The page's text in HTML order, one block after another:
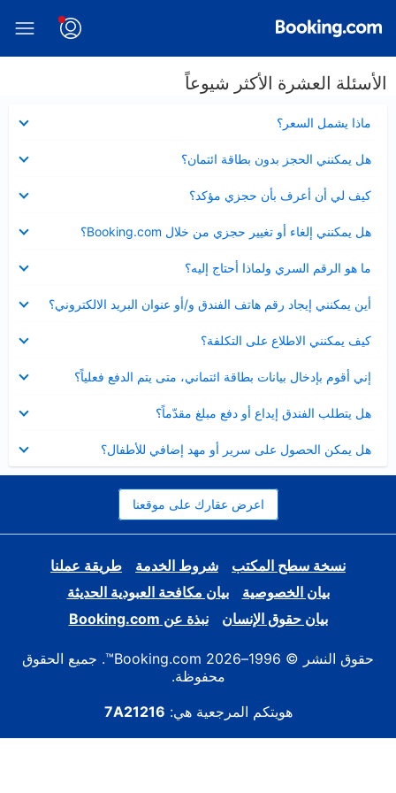
الأسئلة العشرة الأكثر شيوعاً
ماذا يشمل السعر؟
مصغر
هل يمكنني الحجز بدون بطاقة ائتمان؟
مصغر
كيف لي أن أعرف بأن حجزي مؤكد؟
مصغر
هل يمكنني إلغاء أو تغيير حجزي من خلال Booking.com؟
مصغر
ما هو الرقم السري ولماذا أحتاج إليه؟
مصغر
أين يمكنني إيجاد رقم هاتف الفندق و/أو عنوان البريد الالكتروني؟
عرض
مصغر
كيف يمكنني الاطلاع على التكلفة؟
مصغر
إني أقوم بإدخال بيانات بطاقة ائتماني، متى يتم الدفع فعلياً؟
مصغر
هل يتطلب الفندق إيداع أو دفع مبلغ مقدّماً؟
مصغر
هل يمكن الحصول على سرير أو مهد إضافي للأطفال؟
مصغر
اعرض عقارك على موقعنا
نسخة سطح المكتب شروط الخدمة
طريقة عملنا
بيان الخصوصية
بيان مكافحة العبودية الحديثة
بيان حقوق الإنسان
نبذة عن Booking.com
حقوق النشر © 1996–2026 Booking.com™. جميع الحقوق
محفوظة.
هويتكم المرجعية هي: 7A21216